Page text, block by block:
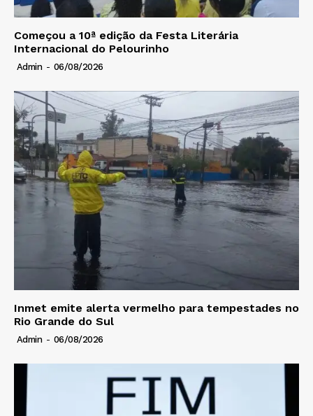
Começou a 10ª edição da Festa Literária
Internacional do Pelourinho
Admin - 06/08/2026
Inmet emite alerta vermelho para tempestades no
Rio Grande do Sul
Admin - 06/08/2026